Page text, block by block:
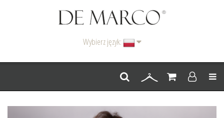
Wybierz język:
Menu